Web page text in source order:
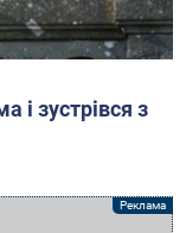
і зустрівся з